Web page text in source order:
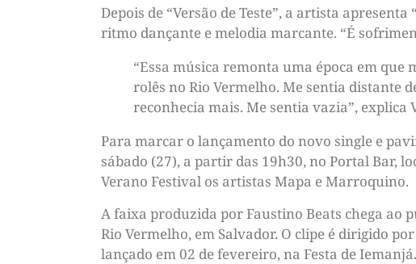
Depois de “Versão de Teste”, a artista
ritmo dançante e melodia marcante. “É
“Essa música remonta uma época em
rolês no Rio Vermelho. Me sentia distante
reconhecia mais. Me sentia vazia”, explica
Para marcar o lançamento do novo single e
sábado (27), a partir das 19h30, no Portal Bar,
Verano Festival os artistas Mapa e Marroquino.
A faixa produzida por Faustino Beats chega ao
Rio Vermelho, em Salvador. O clipe é dirigido
lançado em 02 de fevereiro, na Festa de Iemanjá.